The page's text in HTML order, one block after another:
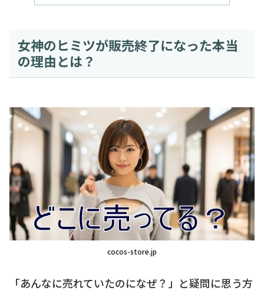
女神のヒミツが販売終了になった本当
の理由とは？
cocos-store.jp
「あんなに売れていたのになぜ？」と疑問に思う方